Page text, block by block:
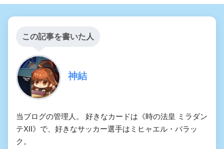
この記事を書いた人
神結
当ブログの管理人。 好きなカードは《時の法皇 ミラダン
テXII》で、好きなサッカー選手はミヒャエル・バラッ
ク。